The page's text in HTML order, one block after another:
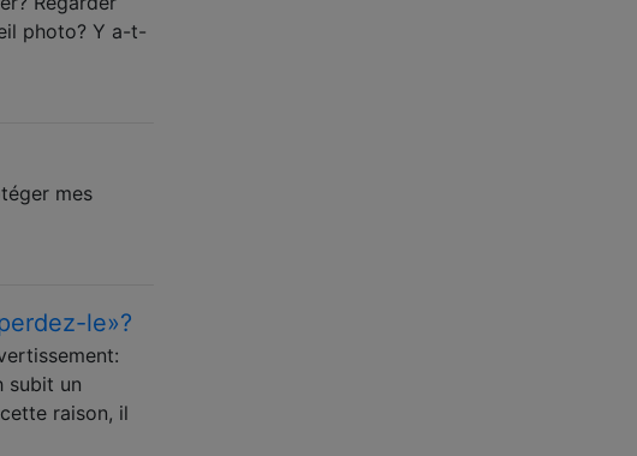
photo? Y a-t-
mes
le»?
subit un
raison, il